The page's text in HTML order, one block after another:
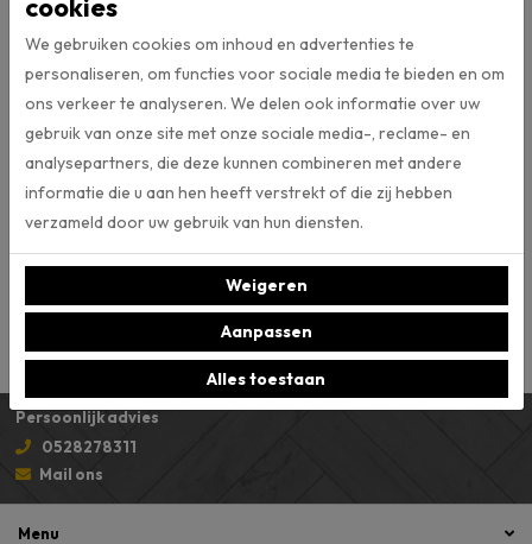
Type vloer
7.
Slijtlaag
Merk VTwonen
Persoonlijk advies
0528278311
Mail ons
Menu
cookies
We gebruiken cookies om inhoud en advertenties te
personaliseren, om functies voor sociale media te bieden en om
ons verkeer te analyseren. We delen ook informatie over uw
gebruik van onze site met onze sociale media-, reclame- en
analysepartners, die deze kunnen combineren met andere
informatie die u aan hen heeft verstrekt of die zij hebben
verzameld door uw gebruik van hun diensten.
Weigeren
Aanpassen
Alles toestaan